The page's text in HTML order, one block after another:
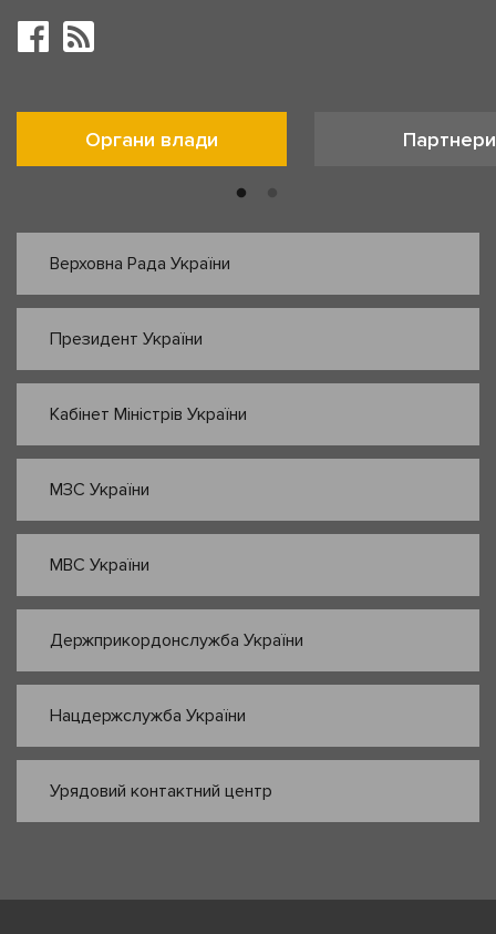
Органи влади Партнери
Верховна Рада України
Президент України
Кабінет Міністрів України
МЗС України
МВС України
Держприкордонслужба України
Нацдержслужба України
Урядовий контактний центр